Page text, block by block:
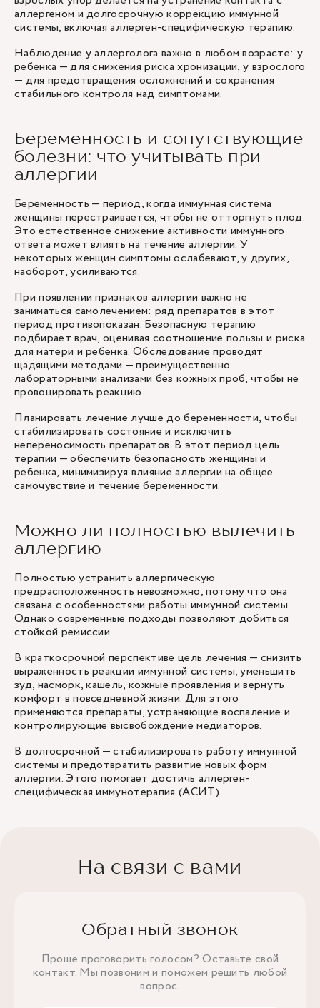
аллергеном и долгосрочную коррекцию иммунной
системы, включая аллерген-специфическую терапию.
Наблюдение у аллерголога важно в любом возрасте: у
ребенка — для снижения риска хронизации, у взрослого
— для предотвращения осложнений и сохранения
стабильного контроля над симптомами.
Беременность и сопутствующие
болезни: что учитывать при
аллергии
Беременность — период, когда иммунная система
женщины перестраивается, чтобы не отторгнуть плод.
Это естественное снижение активности иммунного
ответа может влиять на течение аллергии. У
некоторых женщин симптомы ослабевают, у других,
наоборот, усиливаются.
При появлении признаков аллергии важно не
заниматься самолечением: ряд препаратов в этот
период противопоказан. Безопасную терапию
подбирает врач, оценивая соотношение пользы и риска
для матери и ребенка. Обследование проводят
щадящими методами — преимущественно
лабораторными анализами без кожных проб, чтобы не
провоцировать реакцию.
Планировать лечение лучше до беременности, чтобы
стабилизировать состояние и исключить
непереносимость препаратов. В этот период цель
терапии — обеспечить безопасность женщины и
ребенка, минимизируя влияние аллергии на общее
самочувствие и течение беременности.
Можно ли полностью вылечить
аллергию
Полностью устранить аллергическую
предрасположенность невозможно, потому что она
связана с особенностями работы иммунной системы.
Однако современные подходы позволяют добиться
стойкой ремиссии.
В краткосрочной перспективе цель лечения — снизить
выраженность реакции иммунной системы, уменьшить
зуд, насморк, кашель, кожные проявления и вернуть
комфорт в повседневной жизни. Для этого
применяются препараты, устраняющие воспаление и
контролирующие высвобождение медиаторов.
В долгосрочной — стабилизировать работу иммунной
системы и предотвратить развитие новых форм
аллергии. Этого помогает достичь аллерген-
специфическая иммунотерапия (АСИТ).
На связи с вами
Обратный звонок
Проще проговорить голосом? Оставьте свой
контакт. Мы позвоним и поможем решить любой
вопрос.